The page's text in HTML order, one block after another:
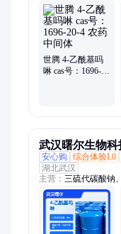
甘油、乙酰基四肽、
苯二酚、水杨酸乙基
多因、抗坏血酸、谷
三肽、棕榈酰三肽、
剂、二氢燕麦生物碱
世腾 4-乙酰基吗
啉 cas号：1696-
武汉曙尔生物科
安心购
综合体验L0
湖北武汉
主营： 三硫代碳酸钠
二甘醇二碳酸酯、热